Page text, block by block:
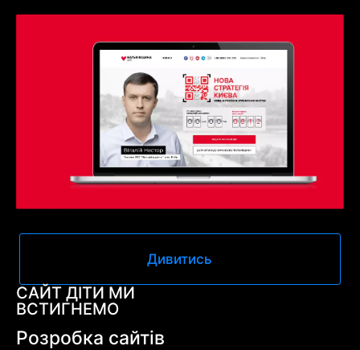
Дивитись
САЙТ ДІТИ МИ
ВСТИГНЕМО
Розробка сайтів